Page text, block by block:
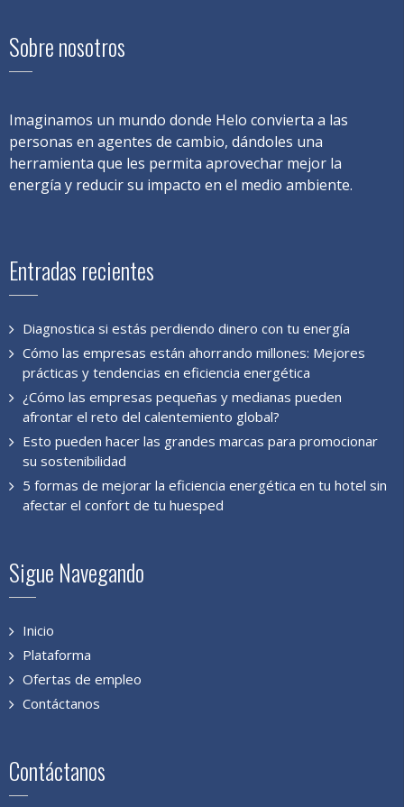
Sobre nosotros
Imaginamos un mundo donde Helo convierta a las
personas en agentes de cambio, dándoles una
herramienta que les permita aprovechar mejor la
energía y reducir su impacto en el medio ambiente.
Entradas recientes
Diagnostica si estás perdiendo dinero con tu energía
Cómo las empresas están ahorrando millones: Mejores
prácticas y tendencias en eficiencia energética
¿Cómo las empresas pequeñas y medianas pueden
afrontar el reto del calentemiento global?
Esto pueden hacer las grandes marcas para promocionar
su sostenibilidad
5 formas de mejorar la eficiencia energética en tu hotel sin
afectar el confort de tu huesped
Sigue Navegando
Inicio
Plataforma
Ofertas de empleo
Contáctanos
Contáctanos